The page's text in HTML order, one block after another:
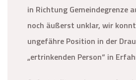
in Richtung Gemeindegrenze
noch äußerst unklar, wir
ungefähre Position in der
„ertrinkenden Person“ in